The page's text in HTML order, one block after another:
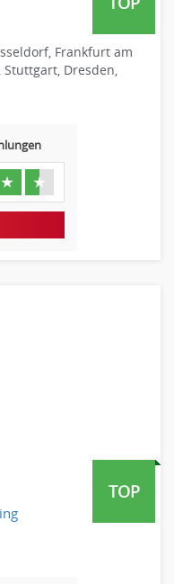
Leitung, Teamleitung
Frankfurt am
Dresden,
★ ★
TOP